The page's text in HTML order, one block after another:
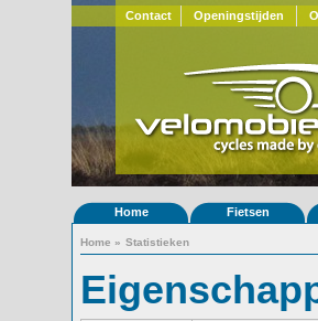
Contact Openingstijden
Home Fietsen
Home » Statistieken